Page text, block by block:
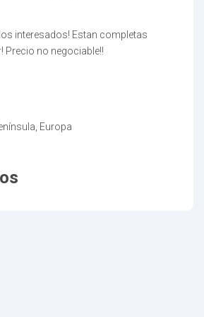
interesados! Estan completas
Precio no negociable!!
Europa